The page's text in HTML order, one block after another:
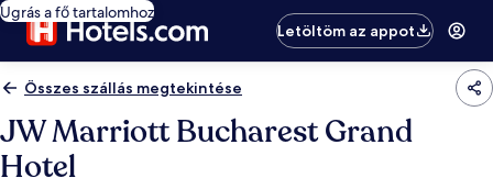
Ugrás a fő tartalomhoz
Letöltöm az appot
Összes szállás megtekintése
JW Marriott Bucharest Grand
Hotel